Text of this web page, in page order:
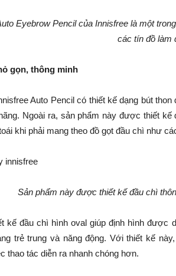
Eyebrow Pencil của Innisfree là một
các tín đồ làm
gọn, thông minh
Auto Pencil có thiết kế dạng bút
Ngoài ra, sản phẩm này được thiết
khi phải mang theo đồ gọt đầu chì như
Sản phẩm này được thiết kế đầu chì
kế đầu chì hình oval giúp định hình được
trẻ trung và năng động. Với thiết kế
thao tác diễn ra nhanh chóng hơn.